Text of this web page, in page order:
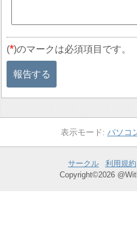
(*)のマークは必須項目です。
報告する
パソコ
サークル 利用規約
Copyright©2026